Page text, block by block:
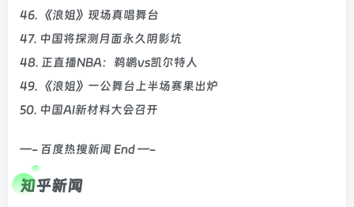
46. 《浪姐》现场真唱舞台
47. 中国将探测月面永久阴影坑
48. 正直播NBA：鹈鹕vs凯尔特人
49. 《浪姐》一公舞台上半场赛果出炉
50. 中国AI新材料大会召开
—- 百度热搜新闻 End —-
知乎新闻